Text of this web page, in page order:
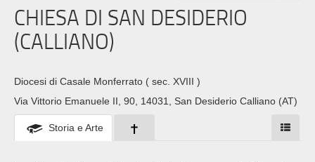
CHIESA DI SAN DESIDERIO
(CALLIANO)
Diocesi di Casale Monferrato ( sec. XVIII )
Via Vittorio Emanuele II, 90, 14031, San Desiderio Calliano (AT)
Storia e Arte